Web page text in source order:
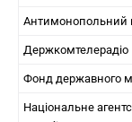
Антимонопольний
Держкомтелерадіо
Фонд державного
Національне